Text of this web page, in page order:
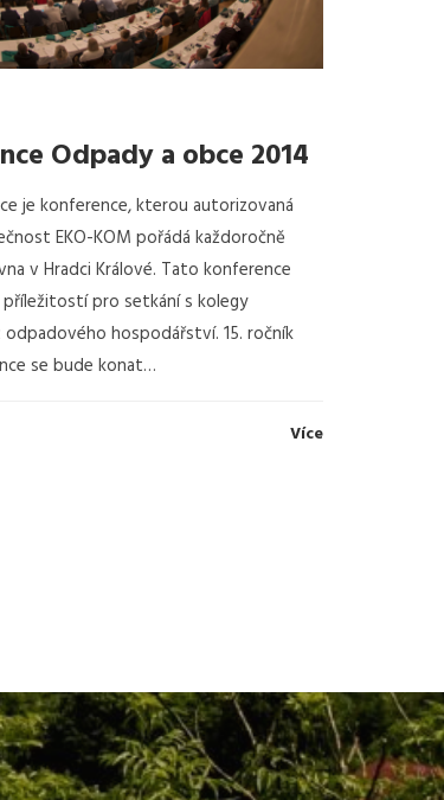
Odpady a obce 2014
je konference, kterou autorizovaná
EKO-KOM pořádá každoročně
v Hradci Králové. Tato konference
pro setkání s kolegy
hospodářství. 15. ročník
se bude konat…
Více